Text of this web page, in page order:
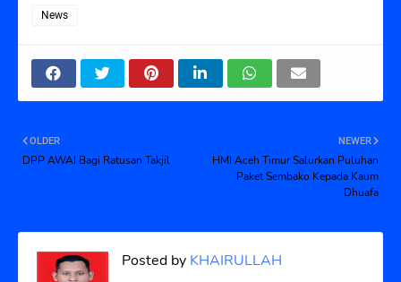
News
NEWER
HMI Aceh Timur Salurkan Puluhan
Paket Sembako Kepada Kaum
Dhuafa
OLDER
DPP AWAI Bagi Ratusan Takjil
Posted by KHAIRULLAH